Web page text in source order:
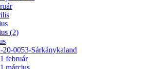
(2)
0053-Sárkánykaland
február
március